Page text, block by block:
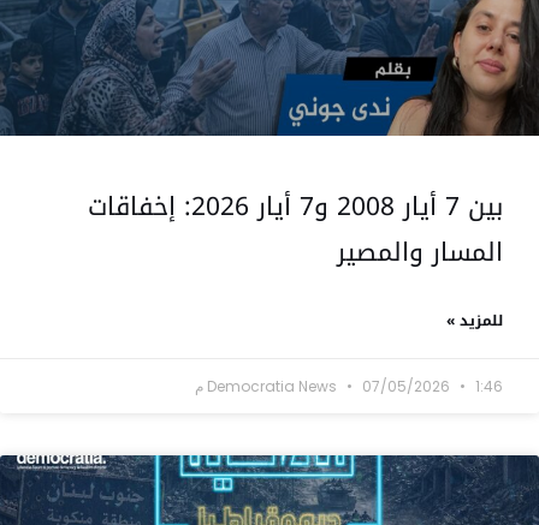
بين 7 أيار 2008 و7 أيار 2026: إخفاقات
المسار والمصير
للمزيد »
Democratia News 07/05/2026 1:46 م